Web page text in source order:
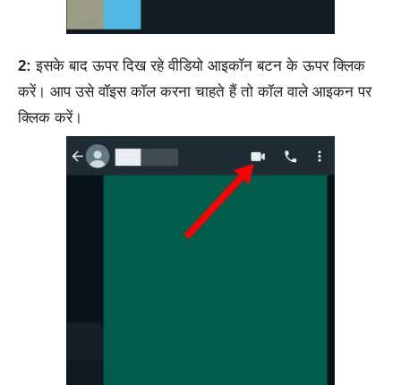
2: इसके बाद ऊपर दिख रहे वीडियो आइकॉन बटन के ऊपर क्लिक
करें। आप उसे वॉइस कॉल करना चाहते हैं तो कॉल वाले आइकन पर
क्लिक करें।